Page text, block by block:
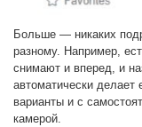
Больше — никаких
разному. Например,
снимают и вперед, и
автоматически
варианты и с
камерой.